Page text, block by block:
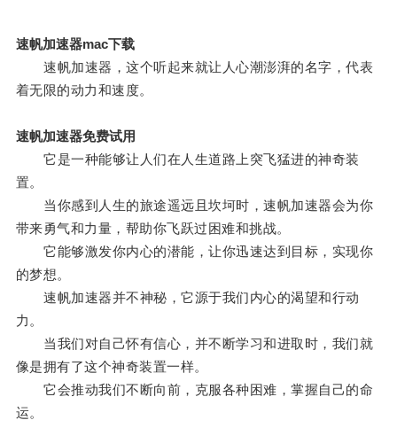
速帆加速器mac下载
速帆加速器，这个听起来就让人心潮澎湃的名字，代表
着无限的动力和速度。
速帆加速器免费试用
它是一种能够让人们在人生道路上突飞猛进的神奇装
置。
当你感到人生的旅途遥远且坎坷时，速帆加速器会为你
带来勇气和力量，帮助你飞跃过困难和挑战。
它能够激发你内心的潜能，让你迅速达到目标，实现你
的梦想。
速帆加速器并不神秘，它源于我们内心的渴望和行动
力。
当我们对自己怀有信心，并不断学习和进取时，我们就
像是拥有了这个神奇装置一样。
它会推动我们不断向前，克服各种困难，掌握自己的命
运。